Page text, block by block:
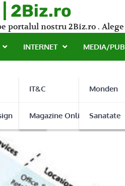
2Biz.ro
portalul nostru 2Biz.ro .
INTERNET
IT&C
Magazine Online
MEDIA/
Monden
Sanatate
ideala